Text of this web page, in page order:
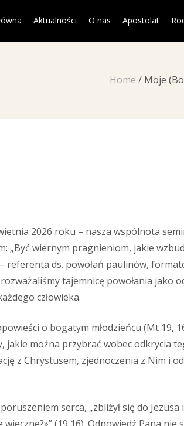
Aktualności O nas Apostolat
Home / Moje
2026 roku – nasza wspólnota
„Być wiernym pragnieniom, jakie
referenta ds. powołań paulinów,
tajemnicę powołania jako
człowieka.
o bogatym młodzieńcu (Mt 19,
jakie można przybrać wobec odkrycia
z Chrystusem, zjednoczenia z Nim i
serca, „zbliżył się do Jezusa